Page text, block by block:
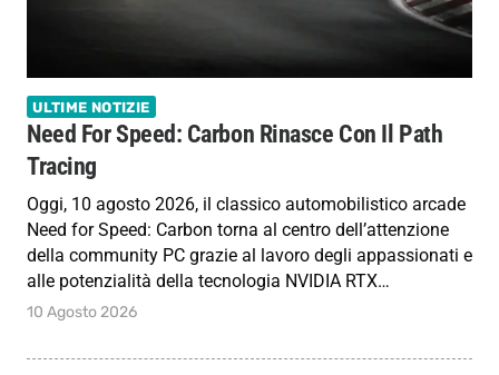
ULTIME NOTIZIE
Need For Speed: Carbon Rinasce Con Il Path
Tracing
Oggi, 10 agosto 2026, il classico automobilistico arcade
Need for Speed: Carbon torna al centro dell’attenzione
della community PC grazie al lavoro degli appassionati e
alle potenzialità della tecnologia NVIDIA RTX…
10 Agosto 2026